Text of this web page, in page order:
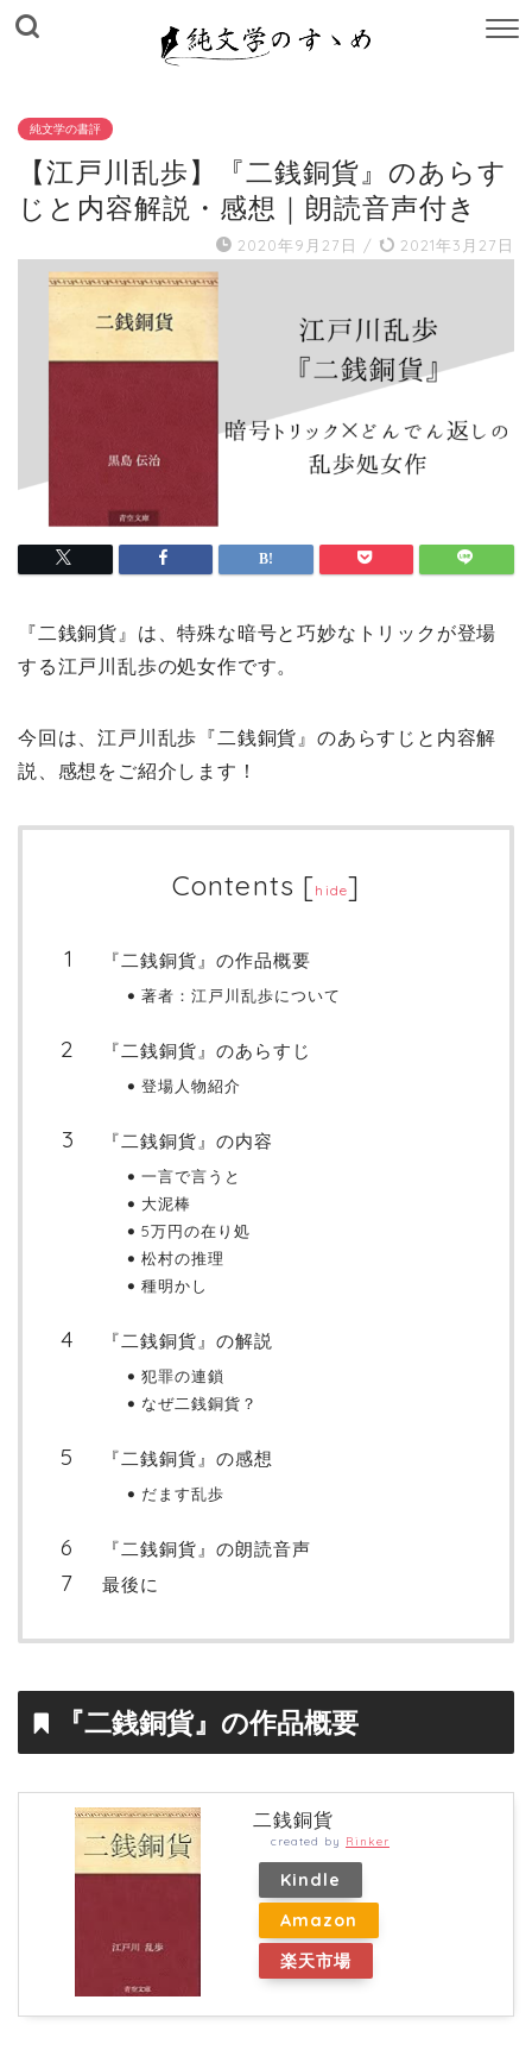
純文学の書評
【江戸川乱歩】『二銭銅貨』のあらす
じと内容解説・感想｜朗読音声付き
2020年9月27日 / 2021年3月27日
『二銭銅貨』は、特殊な暗号と巧妙なトリックが登場
する江戸川乱歩の処女作です。
今回は、江戸川乱歩『二銭銅貨』のあらすじと内容解
説、感想をご紹介します！
Contents [hide]
『二銭銅貨』の作品概要
著者：江戸川乱歩について
『二銭銅貨』のあらすじ
登場人物紹介
『二銭銅貨』の内容
一言で言うと
大泥棒
5万円の在り処
松村の推理
種明かし
『二銭銅貨』の解説
犯罪の連鎖
なぜ二銭銅貨？
『二銭銅貨』の感想
だます乱歩
『二銭銅貨』の朗読音声
最後に
『二銭銅貨』の作品概要
二銭銅貨
created by Rinker
Kindle
Amazon
楽天市場